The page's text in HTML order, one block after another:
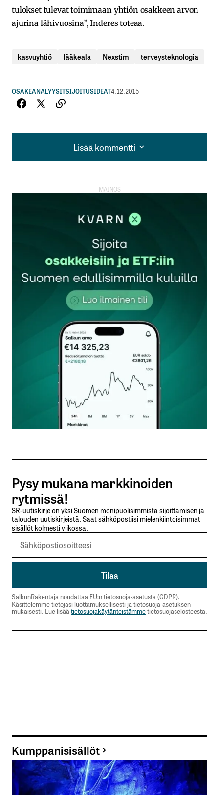
tulokset tulevat toimimaan yhtiön osakkeen arvon
ajurina lähivuosina”, Inderes toteaa.
kasvuyhtiö lääkeala Nexstim terveysteknologia
OSAKEANALYYSITSIJOITUSIDEAT4.12.2015
Lisää kommentti
Lisää kommentti
kirjautua
rekisteröityä
Sähköpostiosoitettasi ei julkaista.Pakolliset
kentät on merkitty*
Kommentti*
Nimesi tai nimimerkkisi
Sähköpostiosoitteesi
Tilaa SalkunRakentajan uutiskirje
Lähetä kommentti
Pysy mukana markkinoiden
rytmissä!
SR-uutiskirje on yksi Suomen monipuolisimmista sijoittamisen ja
talouden uutiskirjeistä. Saat sähköpostiisi mielenkiintoisimmat
sisällöt kolmesti viikossa.
SalkunRakentaja noudattaa EU:n tietosuoja-asetusta (GDPR).
Käsittelemme tietojasi luottamuksellisesti ja tietosuoja-asetuksen
mukaisesti. Lue lisää tietosuojakäytänteistämmetietosuojaselosteesta.
Kumppanisisällöt